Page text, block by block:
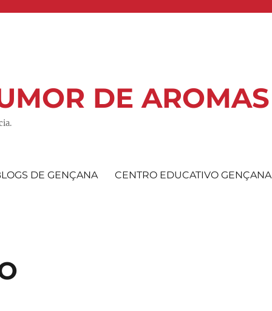
DE AROMAS
DE GENÇANA CENTRO EDUCATIVO GENÇANA